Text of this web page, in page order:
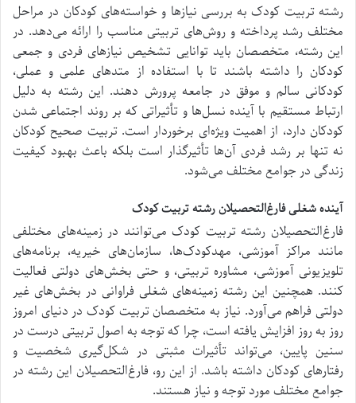
رشته تربیت کودک به بررسی نیازها و خواسته‌های کودکان در مراحل
مختلف رشد پرداخته و روش‌های تربیتی مناسب را ارائه می‌دهد. در
این رشته، متخصصان باید توانایی تشخیص نیازهای فردی و جمعی
کودکان را داشته باشند تا با استفاده از متدهای علمی و عملی،
کودکانی سالم و موفق در جامعه پرورش دهند. این رشته به دلیل
ارتباط مستقیم با آینده نسل‌ها و تأثیراتی که بر روند اجتماعی شدن
کودکان دارد، از اهمیت ویژه‌ای برخوردار است. تربیت صحیح کودکان
نه تنها بر رشد فردی آن‌ها تأثیرگذار است بلکه باعث بهبود کیفیت
زندگی در جوامع مختلف می‌شود.
آینده شغلی فارغ‌التحصیلان رشته تربیت کودک
فارغ‌التحصیلان رشته تربیت کودک می‌توانند در زمینه‌های مختلفی
مانند مراکز آموزشی، مهدکودک‌ها، سازمان‌های خیریه، برنامه‌های
تلویزیونی آموزشی، مشاوره تربیتی، و حتی بخش‌های دولتی فعالیت
کنند. همچنین این رشته زمینه‌های شغلی فراوانی در بخش‌های غیر
دولتی فراهم می‌آورد. نیاز به متخصصان تربیت کودک در دنیای امروز
روز به روز افزایش یافته است، چرا که توجه به اصول تربیتی درست در
سنین پایین، می‌تواند تأثیرات مثبتی در شکل‌گیری شخصیت و
رفتارهای کودکان داشته باشد. از این رو، فارغ‌التحصیلان این رشته در
جوامع مختلف مورد توجه و نیاز هستند.